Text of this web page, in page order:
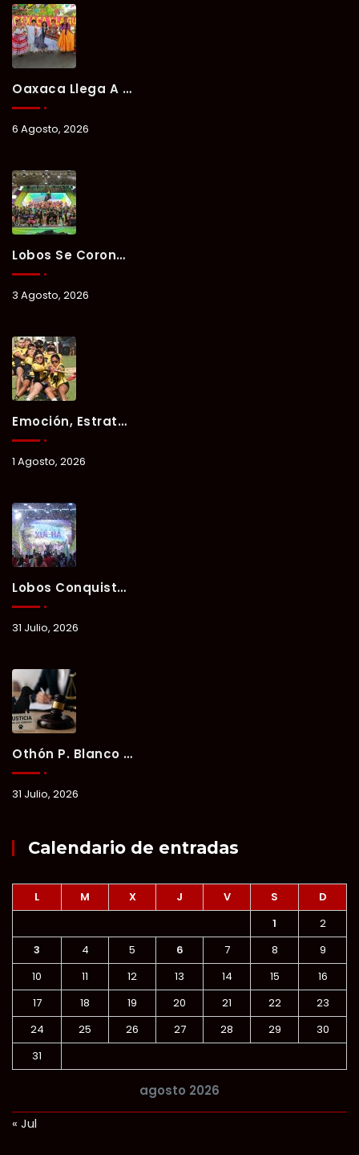
Oaxaca Llega A Chetumal Con El Color, Sabor Y Tradición De La Guelaguetza 2026.
6 Agosto, 2026
Lobos Se Corona Campeón Del Verano Xul-Há 2026 Tras Tres Días De Intensa Competencia.
3 Agosto, 2026
Emoción, Estrategia Y Trabajo En Equipo Marcan El Segundo Día Del Verano Xul-Há 2026.
1 Agosto, 2026
Lobos Conquista La Primera Competencia Del Verano Xul-Há 2026 En Una Noche Llena De Talento Y Energía.
31 Julio, 2026
Othón P. Blanco Refrenda Su Compromiso Contra El Maltrato Animal: Vinculan A Proceso A Presunto Responsable Tras Denuncia Del Ayuntamiento.
31 Julio, 2026
Calendario de entradas
agosto 2026
L M X J V S
D
1
2
3
4 5 6 7 8
9
10
11 12 13 14 15
16
17
18 19 20 21 22
23
24
25 26 27 28 29
30
31
« Jul